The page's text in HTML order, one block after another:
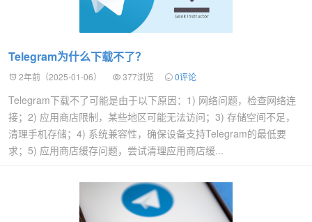
Telegram为什么下载不了？
2年前（2025-01-06） 377浏览 0评论
Telegram下载不了可能是由于以下原因：1) 网络问题，检查网络连
接；2) 应用商店限制，某些地区可能无法访问；3) 存储空间不足，
清理手机存储；4) 系统兼容性，确保设备支持Telegram的最低要
求；5) 应用商店缓存问题，尝试清理应用商店缓...